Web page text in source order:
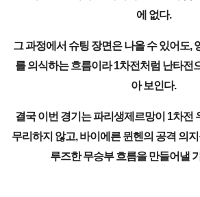
에 없다.
그 과정에서 슈팅 장면은 나올 수 있어도,
를 의식하는 흐름이라 1차전처럼 난타전
아 보인다.
결국 이번 경기는 파리생제르망이 1차전
무리하지 않고, 바이에른 뮌헨의 공격 의
루즈한 무승부 흐름을 만들어낼